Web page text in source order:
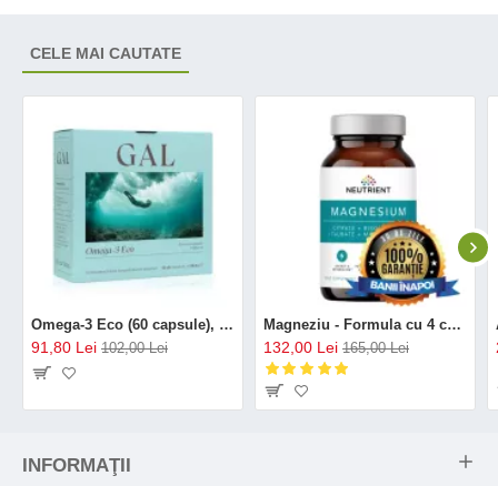
CELE MAI CAUTATE
Omega-3 Eco (60 capsule), GAL
91,80 Lei 102,00 Lei
Magneziu - Formula cu 4 chelați (120 capsule), Neutrient
132,00 Lei 165,00 Lei
INFORMAŢII